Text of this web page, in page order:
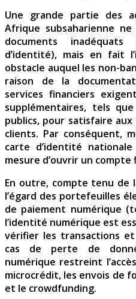
Une grande partie des
Afrique subsaharienne
documents
d’identité), mais en fait
obstacle auquel les non-
raison de la
services financiers
supplémentaires, tels
publics, pour satisfaire
clients. Par conséquent,
carte d’identité
mesure d’ouvrir un compte
En outre, compte tenu de
l’égard des portefeuilles
de paiement numérique
l’identité numérique est
vérifier les transactions
cas de perte de
numérique restreint
microcrédit, les envois de
et le crowdfunding.